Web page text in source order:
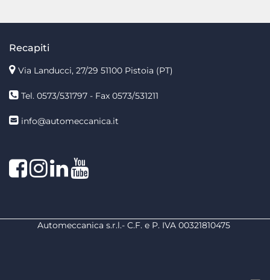
Recapiti
Via Landucci, 27/29 51100 Pistoia (PT)
Tel. 0573/531797 - Fax 0573/531211
info@automeccanica.it
FacebookInstagram
linkedin
Automeccanica s.r.l.- C.F. e P. IVA 00321810475